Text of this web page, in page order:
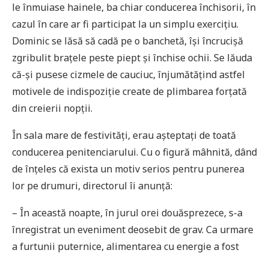
le înmuiase hainele, ba chiar conducerea închisorii, în
cazul în care ar fi participat la un simplu exercițiu.
Dominic se lăsă să cadă pe o banchetă, își încrucișă
zgribulit brațele peste piept și închise ochii. Se lăuda
că-și pusese cizmele de cauciuc, înjumătățind astfel
motivele de indispoziție create de plimbarea forțată
din creierii nopții.
În sala mare de festivități, erau așteptați de toată
conducerea penitenciarului. Cu o figură mâhnită, dând
de înțeles că exista un motiv serios pentru punerea
lor pe drumuri, directorul îi anunță:
– În această noapte, în jurul orei douăsprezece, s-a
înregistrat un eveniment deosebit de grav. Ca urmare
a furtunii puternice, alimentarea cu energie a fost